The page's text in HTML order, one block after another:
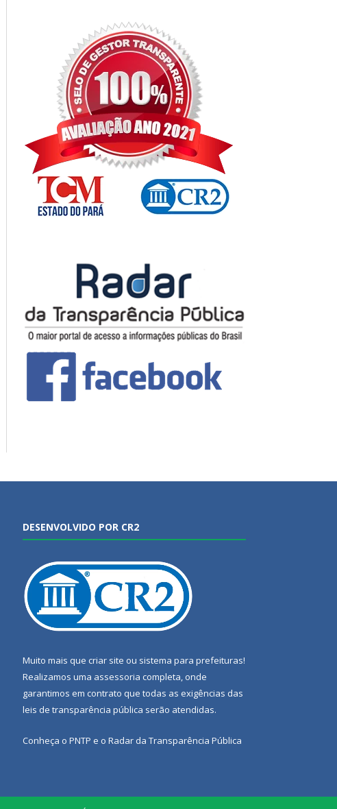
DESENVOLVIDO POR CR2
Muito mais que criar site ou sistema para prefeituras!
Realizamos uma assessoria completa, onde
garantimos em contrato que todas as exigências das
leis de transparência pública serão atendidas.
Conheça o PNTP e o Radar da Transparência Pública